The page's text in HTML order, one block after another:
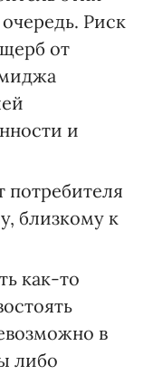
Риск
от
и
потребителя
близкому к
как-то
в
либо